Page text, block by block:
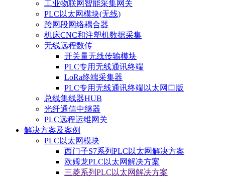
工业物联网智能采集网关
PLC以太网模块(无线)
跨网段网络耦合器
机床CNC和注塑机数据采集
无线远程数传
开关量无线传输模块
PLC专用无线通讯终端
LoRa终端采集器
PLC专用无线通讯终端以太网口版
总线集线器HUB
光纤通信中继器
PLC远程运维网关
解决方案及案例
PLC以太网模块
西门子S7系列PLC以太网解决方案
欧姆龙PLC以太网解决方案
三菱系列PLC以太网解决方案